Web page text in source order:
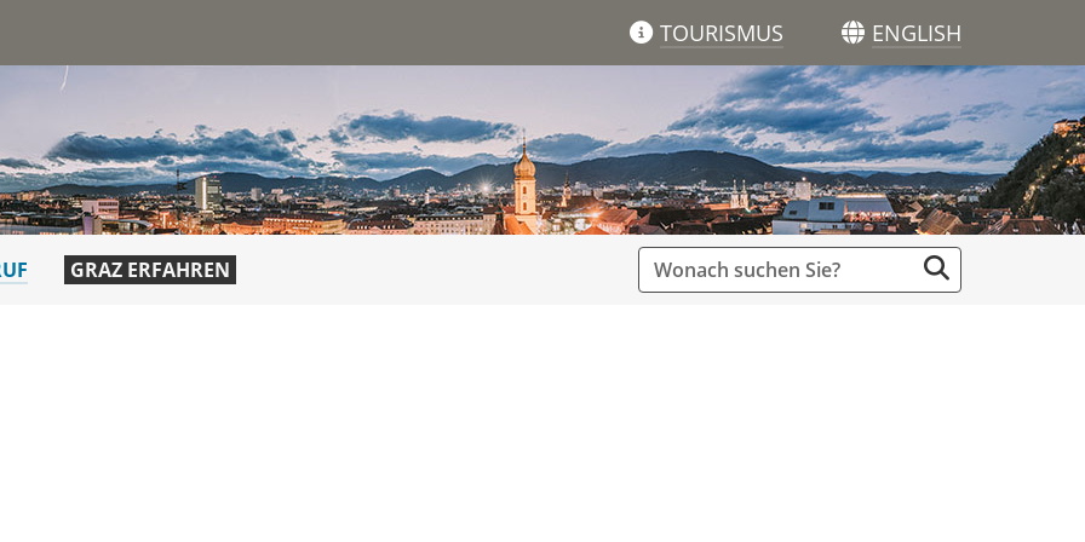
TOURISMUS ENGLISH
GRAZ ERFAHREN